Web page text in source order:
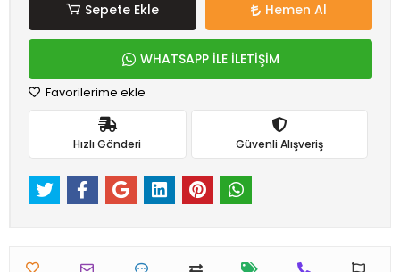
Sepete Ekle Hemen Al
WHATSAPP İLE İLETİŞİM
Favorilerime ekle
Hızlı Gönderi Güvenli Alışveriş